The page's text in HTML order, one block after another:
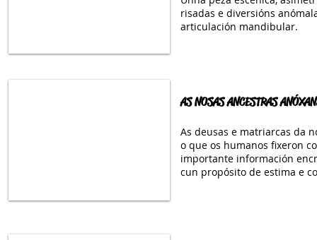
risadas e diversións
articulación mandibular.
AS NOSAS ANCESTRAS
As deusas e matriarcas da
o que os humanos fixeron
importante información
cun propósito de estima e